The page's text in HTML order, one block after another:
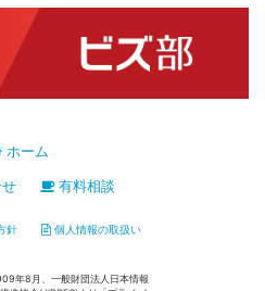
ホーム
有料相談
針 個人情報の取扱い
年8月、一般財団法人日本情報